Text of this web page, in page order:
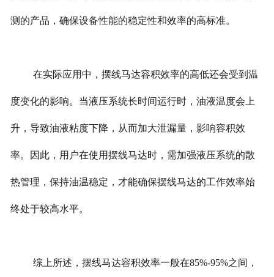
测的产品，确保设备性能的稳定性和效率的高标准。
在实际应用中，摆线马达容积效率的高低还会受到温
度变化的影响。当液压系统长时间运行时，油液温度会上
升，导致油液粘度下降，从而加大泄漏量，影响容积效
率。因此，用户在使用摆线马达时，需加强液压系统的散
热管理，保持油温稳定，才能确保摆线马达的工作效率始
终处于较高水平。
综上所述，摆线马达容积效率一般在85%-95%之间，